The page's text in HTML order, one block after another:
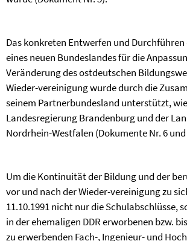
Das konkreten Entwerfen und
eines neuen Bundeslandes für die
Veränderung des ostdeutschen
Wieder-vereinigung wurde durch die
seinem Partnerbundesland unterstützt,
Landesregierung Brandenburg und der
Nordrhein-Westfalen (Dokumente Nr. 6 und
Um die Kontinuität der Bildung und der
vor und nach der Wieder-vereinigung zu
11.10.1991 nicht nur die Schulabschlüsse,
in der ehemaligen DDR erworbenen bzw.
zu erwerbenden Fach-, Ingenieur- und